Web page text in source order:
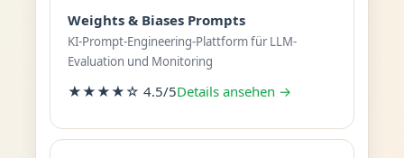
Weights & Biases Prompts
KI-Prompt-Engineering-Plattform für LLM-
Evaluation und Monitoring
★★★★☆ 4.5/5Details ansehen →